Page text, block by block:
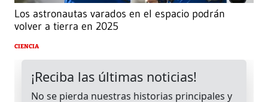
Los astronautas varados en el espacio podrán
volver a tierra en 2025
CIENCIA